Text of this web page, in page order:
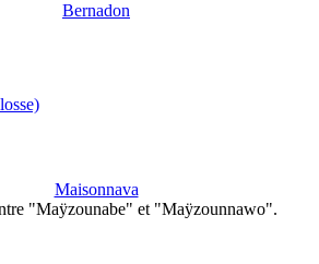
Bernadon
Maisonnava
"Maÿzounabe" et "Maÿzounnawo".